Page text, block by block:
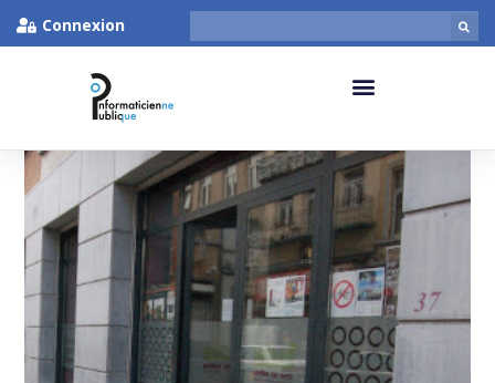
Connexion